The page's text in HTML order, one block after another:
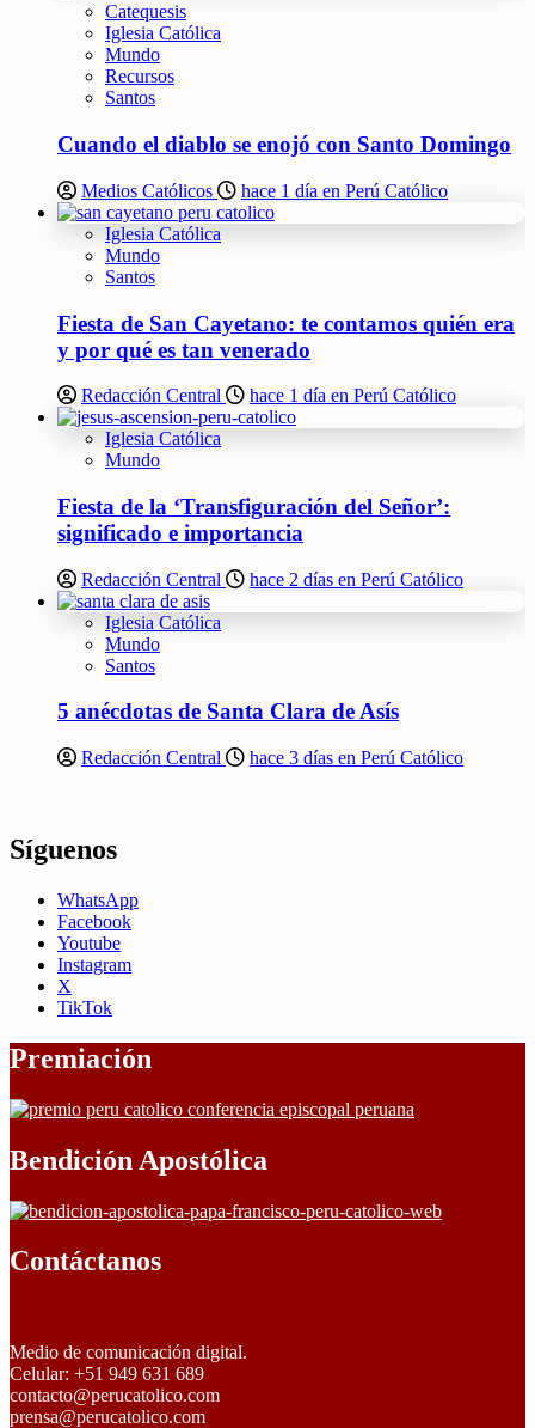
Catequesis
Iglesia Católica
Mundo
Recursos
Santos
Cuando el diablo se enojó con Santo Domingo
Medios Católicos hace 1 día en Perú Católico
Iglesia Católica
Mundo
Santos
Fiesta de San Cayetano: te contamos quién era
y por qué es tan venerado
Redacción Central hace 1 día en Perú Católico
Iglesia Católica
Mundo
Fiesta de la ‘Transfiguración del Señor’:
significado e importancia
Redacción Central hace 2 días en Perú Católico
Iglesia Católica
Mundo
Santos
5 anécdotas de Santa Clara de Asís
Redacción Central hace 3 días en Perú Católico
Síguenos
WhatsApp
Facebook
Youtube
Instagram
X
TikTok
Premiación
Bendición Apostólica
Contáctanos
Medio de comunicación digital.
Celular: +51 949 631 689
contacto@perucatolico.com
prensa@perucatolico.com